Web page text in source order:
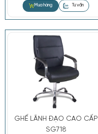
GHẾ LÃNH ĐẠO CAO CẤP
SG718